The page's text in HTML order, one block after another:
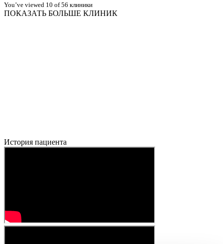
You’ve viewed 10 of 56 клиники
ПОКАЗАТЬ БОЛЬШЕ КЛИНИК
История пациента